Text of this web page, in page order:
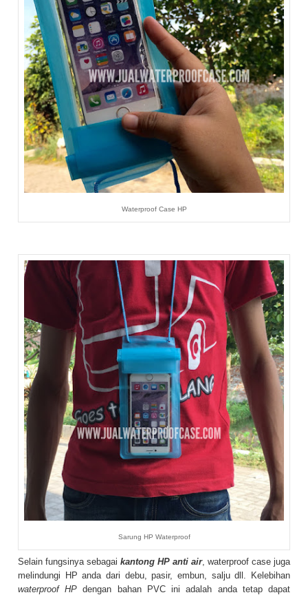
Waterproof Case HP
Sarung HP Waterproof
Selain fungsinya sebagai kantong HP anti air, waterproof case juga
melindungi HP anda dari debu, pasir, embun, salju dll. Kelebihan
waterproof HP dengan bahan PVC ini adalah anda tetap dapat